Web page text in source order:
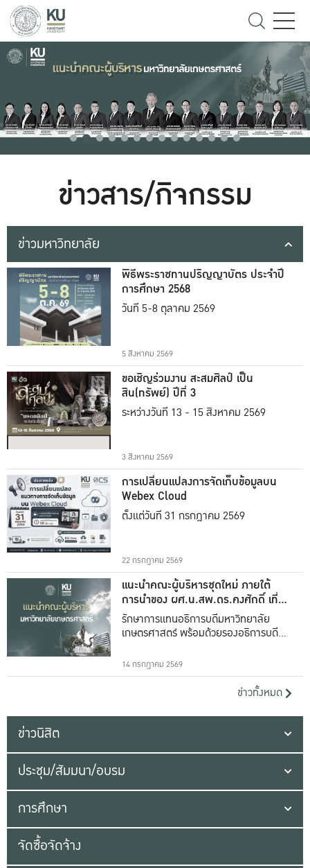
ข่าวสาร/กิจกรรม
ข่าวมหาวิทยาลัย
พิธีพระราชทานปริญญาบัตร ประจำปี
การศึกษา 2568
วันที่ 5-8 ตุลาคม 2569
5 สิงหาคม 2569
ขอเชิญร่วมงาน สะสมศิลป์ เป็น
สิน(ทรัพย์) ปีที่ 3
ระหว่างวันที่ 13 - 15 สิงหาคม 2569
3 สิงหาคม 2569
การเปลี่ยนแปลงการจัดเก็บข้อมูลบน
Webex Cloud
ตั้งแต่วันที่ 31 กรกฎาคม 2569
22 กรกฎาคม 2569
แนะนำคณะผู้บริหารชุดใหม่ ภายใต้
การนำของ ผศ.น.สพ.ดร.คงศักดิ์ เที่ยง
ธรรม
รักษาการแทนอธิการบดีมหาวิทยาลัย
เกษตรศาสตร์ พร้อมด้วยรองอธิการบดีทั้ง
14 กรกฎาคม 2569
ข่าวทั้งหมด
ข่าวนิสิต
ประชุม/สัมมนา/อบรม
การศึกษา
จัดซื้อจัดจ้าง